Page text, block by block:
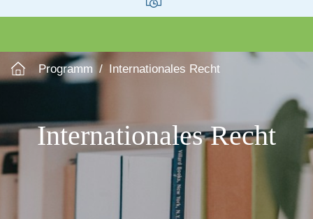
Programm Internationales Recht
Internationales Recht